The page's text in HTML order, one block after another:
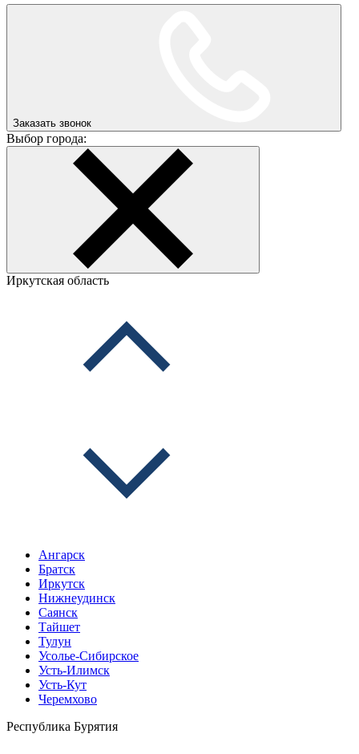
Заказать звонок
Выбор города:
Иркутская область
Ангарск
Братск
Иркутск
Нижнеудинск
Саянск
Тайшет
Тулун
Усолье-Сибирское
Усть-Илимск
Усть-Кут
Черемхово
Республика Бурятия